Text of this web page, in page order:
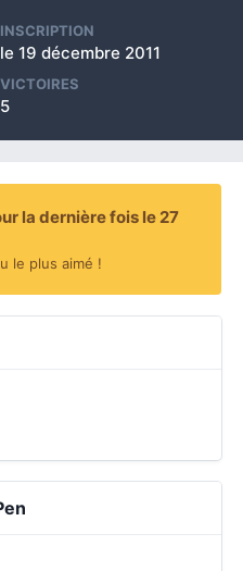
INSCRIPTION
le 19 décembre 2011
VICTOIRES
5
la dernière fois le 27
le plus aimé !